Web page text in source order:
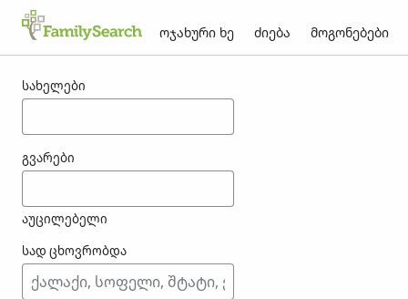
ოჯახური ხე ძიება მოგონებები
სახელები
გვარები
აუცილებელი
სად ცხოვრობდა